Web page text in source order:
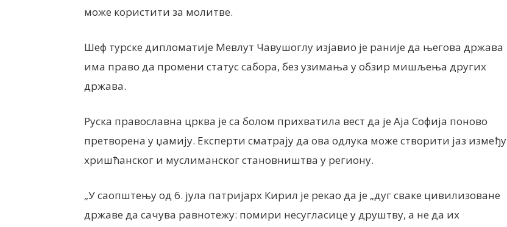
може користити за молитве.
Шеф турске дипломатије Мевлут Чавушоглу изјавио је раније да његова држава
има право да промени статус сабора, без узимања у обзир мишљења других
држава.
Руска православна црква је са болом прихватила вест да је Аја Софија поново
претворена у џамију. Експерти сматрају да ова одлука може створити јаз између
хришћанског и муслиманског становништва у региону.
„У саопштењу од 6. јула патријарх Кирил је рекао да је „дуг сваке цивилизоване
државе да сачува равнотежу: помири несугласице у друштву, а не да их